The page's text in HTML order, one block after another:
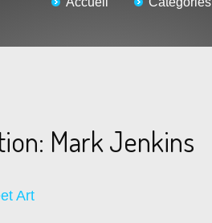
Mark Jenkins
Art